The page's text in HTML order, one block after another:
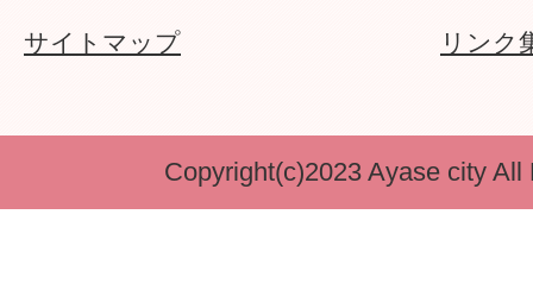
サイトマップ リンク
Copyright(c)2023 Ayase city